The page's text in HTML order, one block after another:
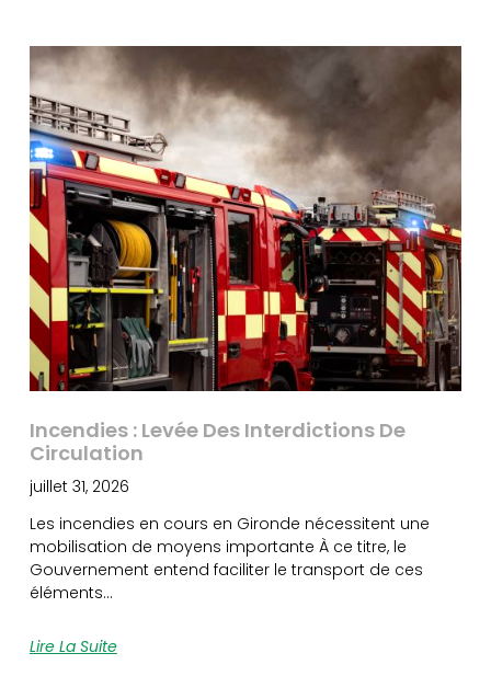
Incendies : Levée Des Interdictions De
Circulation
juillet 31, 2026
Les incendies en cours en Gironde nécessitent une
mobilisation de moyens importante À ce titre, le
Gouvernement entend faciliter le transport de ces
éléments…
Lire La Suite